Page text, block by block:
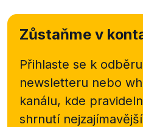
Zůstaňme v
Přihlaste se k
newsletteru nebo
kanálu, kde
shrnutí